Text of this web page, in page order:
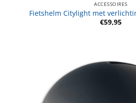
ACCESSOIRES
Fietshelm Citylight met
€59,95